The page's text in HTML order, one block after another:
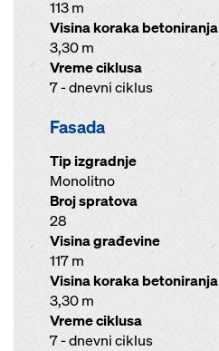
113 m
Visina koraka betoniranja
3,30 m
Vreme ciklusa
7 - dnevni ciklus
Fasada
Tip izgradnje
Monolitno
Broj spratova
28
Visina građevine
117 m
Visina koraka betoniranja
3,30 m
Vreme ciklusa
7 - dnevni ciklus